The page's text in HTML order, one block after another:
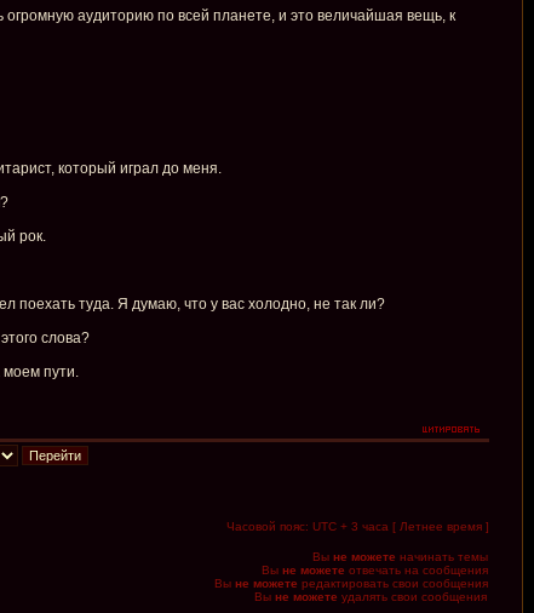
огромную аудиторию по всей планете, и это величайшая вещь, к
который играл до меня.
рок.
поехать туда. Я думаю, что у вас холодно, не так ли?
слова?
моем пути.
Часовой пояс: UTC + 3 часа [ Летнее время ]
Вы не можете начинать темы
Вы не можете отвечать на сообщения
Вы не можете редактировать свои сообщения
Вы не можете удалять свои сообщения